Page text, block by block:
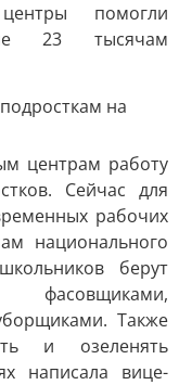
помогли
23 тысячам
центрам работу
Сейчас для
рабочих
национального
берут
Также
и озеленять
написала вице-